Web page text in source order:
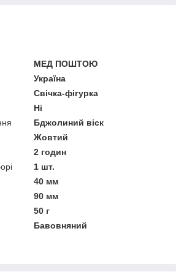
МЕД ПОШТОЮ
Україна
Свічка-фігурка
Ні
Бджолиний віск
Жовтий
2 годин
1 шт.
40 мм
90 мм
50 г
Бавовняний